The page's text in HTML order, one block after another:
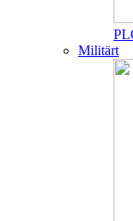
Militärt